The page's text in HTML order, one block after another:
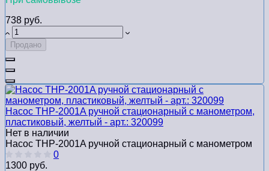
738 руб.
Продано
Насос THP-2001A ручной стационарный с манометром,
пластиковый, желтый - арт.: 320099
Нет в наличии
Насос THP-2001A ручной стационарный с манометром
0
1300 руб.